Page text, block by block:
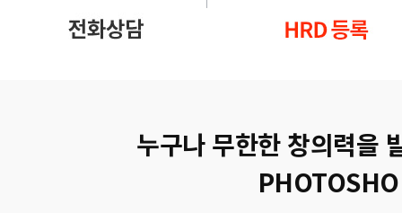
누구나 무한한 창의력을